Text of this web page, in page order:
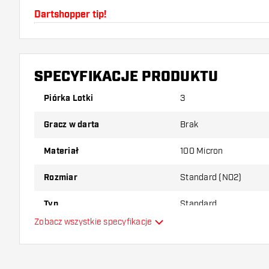
Dartshopper tip!
Upewnij się, że masz pod ręką dużo piórek i
uszkodzone lub złamane w wyniku użytkowania.
który wariant najbardziej Ci odpowiada!
SPECYFIKACJE PRODUKTU
Piórka Lotki 3
Gracz w darta Brak
Materiał 100 Micron
Rozmiar Standard (NO2)
Typ Standard
Zobacz wszystkie specyfikacje